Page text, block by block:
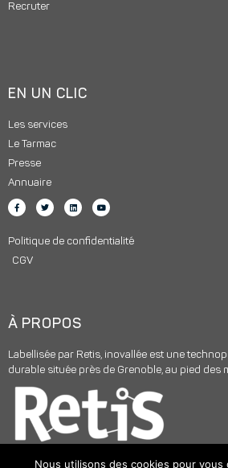
Recruter
EN UN CLIC
Les services
Le Tarmac
Presse
Annuaire
Politique de confidentialité
CGV
À PROPOS
Labellisée par Retis, inovallée est une
durable située près de Grenoble, au pied des
Nous utilisons des cookies pour vous